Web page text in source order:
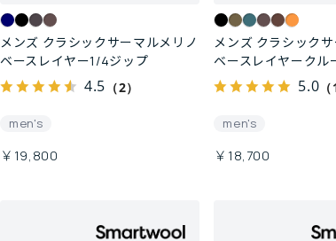
メンズ クラシックサーマルメリノ
ベースレイヤー1/4ジップ
4.5 （2）
men's
￥19,800
メンズ クラシック
ベースレイヤークル
5.0
men's
￥18,700